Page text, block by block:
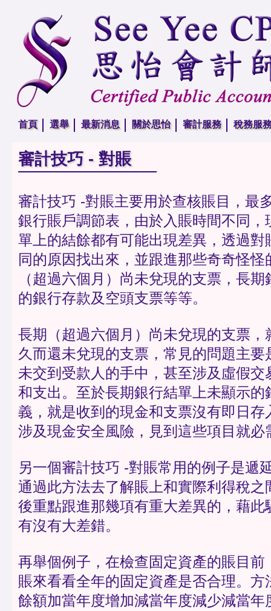
首頁 選舉 最新消息 關於思怡 審計服務 稅務服
審計技巧 - 對賬
審計技巧 -對賬主要用於查核賬目，最
銀行賬戶調節表，由於入賬時間不同，
單上的結餘都有可能出現差異，透過對
同的原因找出來，並跟進那些奇奇怪
（超過六個月）尚未兌現的支票，長
的銀行存款及空頭支票等等。
長期（超過六個月）尚未兌現的支票，
久而還未兌現的支票，常見的問題主要
未交到受款人的手中，甚至涉及虛假交
和支出。至於長期銀行結單上未顯示的
義，就是收到的現金和支票沒有即日存
涉及現金安全風險，見到這些項目就必
另一個審計技巧 -對賬常用的例子是遞
通過此方法去了解賬上和實際利得稅之
後重點跟進那幾項有重大差異的，藉此
有沒有大差錯。
再舉個例子，在檢查固定資產的賬目前
賬來看看全年的固定資產是否合理。方
餘額加當年度增加減當年度減少減當年